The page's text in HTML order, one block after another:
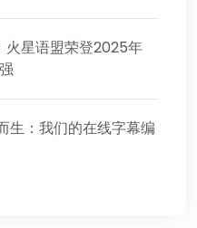
火星语盟荣登2025年
生：我们的在线字幕编